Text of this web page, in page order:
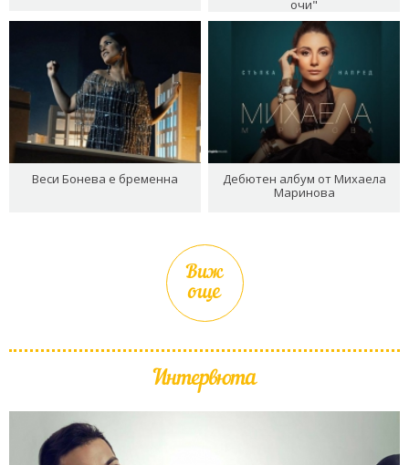
очи"
Веси Бонева е бременна
Дебютен албум от Михаела
Маринова
Виж
още
Интервюта